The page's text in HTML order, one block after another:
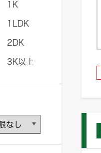
1K
1LDK
2DK
3K以上